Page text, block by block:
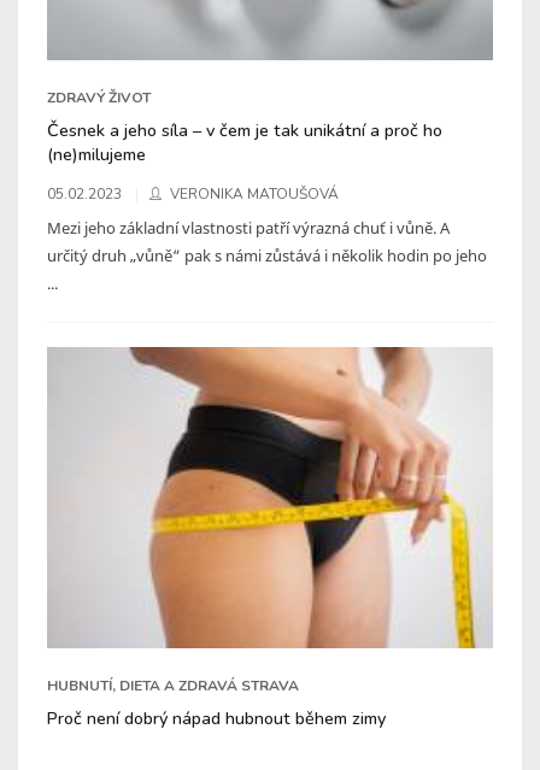
ZDRAVÝ ŽIVOT
Česnek a jeho síla – v čem je tak unikátní a proč ho
(ne)milujeme
05.02.2023 VERONIKA MATOUŠOVÁ
Mezi jeho základní vlastnosti patří výrazná chuť i vůně. A
určitý druh „vůně“ pak s námi zůstává i několik hodin po jeho
...
HUBNUTÍ, DIETA A ZDRAVÁ STRAVA
Proč není dobrý nápad hubnout během zimy